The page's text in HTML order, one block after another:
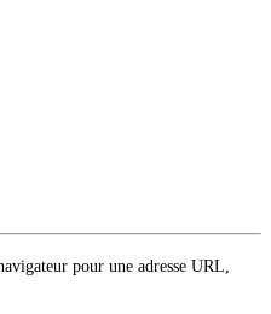
pour une adresse URL,